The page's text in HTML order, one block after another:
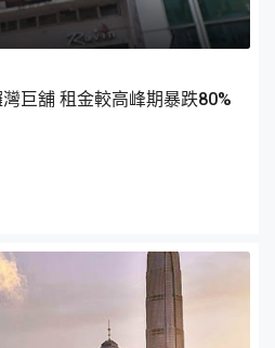
巨舖 租金較高峰期暴跌80%